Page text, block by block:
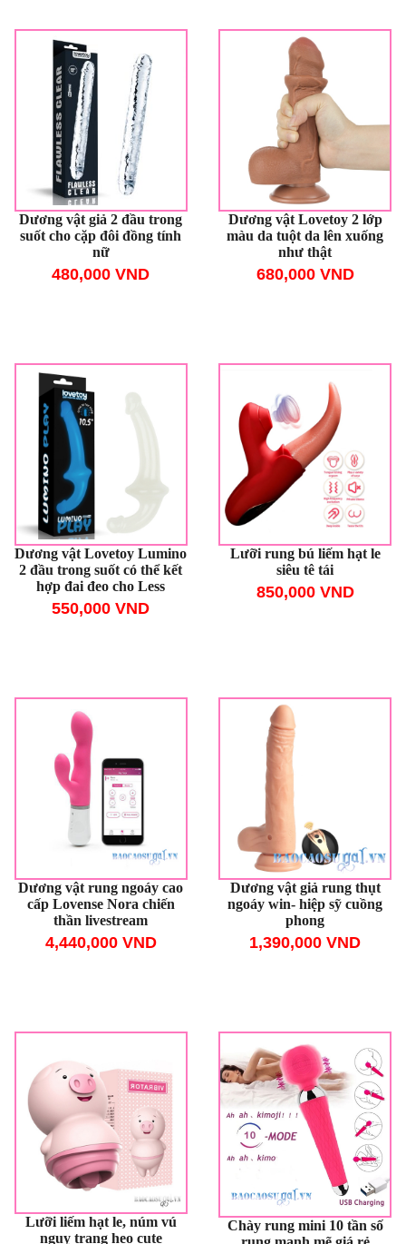
Dương vật giả 2 đầu trong
suốt cho cặp đôi đồng tính
nữ
480,000 VND
Dương vật Lovetoy 2 lớp
màu da tuột da lên xuống
như thật
680,000 VND
Dương vật Lovetoy Lumino
2 đầu trong suốt có thể kết
hợp đai đeo cho Less
550,000 VND
Lưỡi rung bú liếm hạt le
siêu tê tái
850,000 VND
Dương vật rung ngoáy cao
cấp Lovense Nora chiến
thần livestream
4,440,000 VND
Dương vật giả rung thụt
ngoáy win- hiệp sỹ cuồng
phong
1,390,000 VND
Lưỡi liếm hạt le, núm vú
nguỵ trang heo cute
Chày rung mini 10 tần số